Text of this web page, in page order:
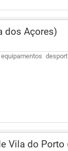
dos Açores)
Vila do